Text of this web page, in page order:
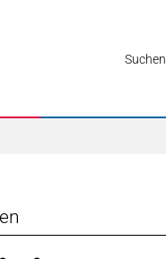
Suchen